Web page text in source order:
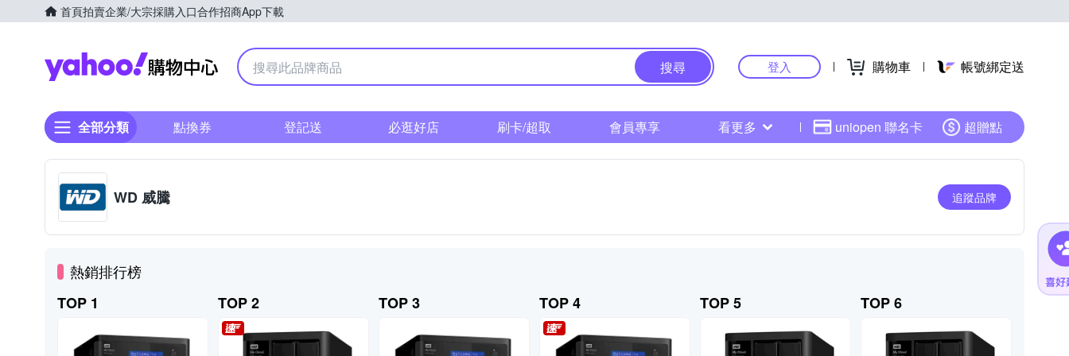
首頁拍賣企業/大宗採購入口合作招商App下載
Yahoo購物中心
搜尋 登入 購物車 帳號綁定送
全部分類 點換券 登記送 必逛好店 刷卡/超取 會員專享 看更多 uniopen 聯名卡 超贈點
WD 威騰 追蹤品牌
熱銷排行榜
TOP 1
TOP 2 TOP 3 TOP 4 TOP 5 TOP 6